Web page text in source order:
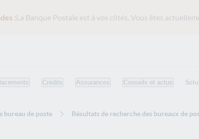
:La Banque Postale est à vos côtés. Vous êtes
Crédits Assurances Conseils et actus
bureau de poste Résultats de recherche des bureaux de